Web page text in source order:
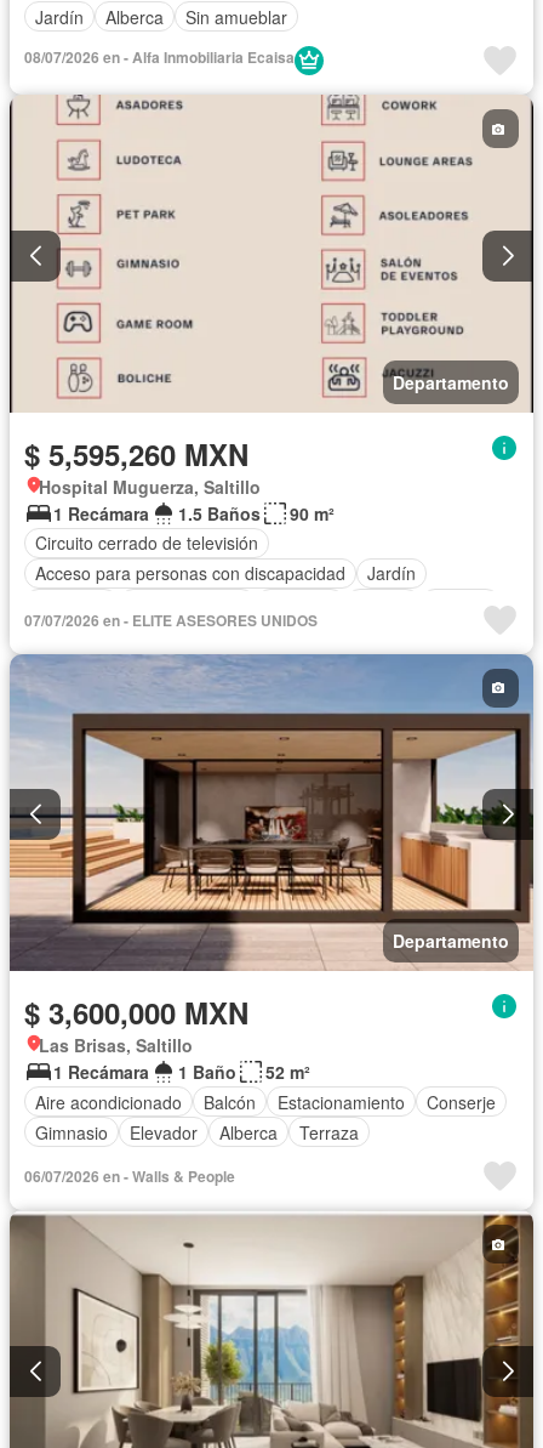
Jardín
Alberca Sin amueblar
08/07/2026 en - Alfa Inmobiliaria Ecaisa
Departamento
$ 5,595,260 MXN
Hospital Muguerza, Saltillo
1 Recámara
1.5 Baños
90 m²
Circuito cerrado de televisión
Acceso para personas con discapacidad
Jardín
Alberca
Cancha de tenis
07/07/2026 en - ELITE ASESORES UNIDOS
Departamento
$ 3,600,000 MXN
Las Brisas, Saltillo
1 Recámara
1 Baño
52 m²
Aire acondicionado
Balcón Estacionamiento
Conserje
Gimnasio
Elevador Alberca Terraza
06/07/2026 en - Walls & People